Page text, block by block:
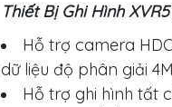
Thiết Bị Ghi Hình
Hỗ trợ camera
dữ liệu độ phân giải
Hỗ trợ ghi hình tất